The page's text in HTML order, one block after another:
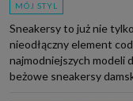
MÓJ STYL
Sneakersy to już nie
nieodłączny element
najmodniejszych modeli
beżowe sneakersy